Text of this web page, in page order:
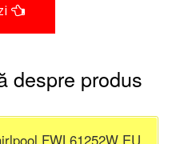
despre produs
FWL61252W EU